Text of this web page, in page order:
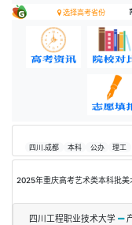
选择高考省份
四川.成都 本科 公办 理工
2025年重庆高考艺术类本科批美
四川工程职业技术大学